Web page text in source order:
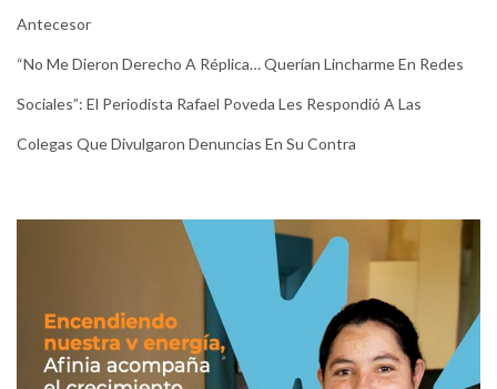
Antecesor
“No Me Dieron Derecho A Réplica… Querían Lincharme En Redes
Sociales”: El Periodista Rafael Poveda Les Respondió A Las
Colegas Que Divulgaron Denuncias En Su Contra